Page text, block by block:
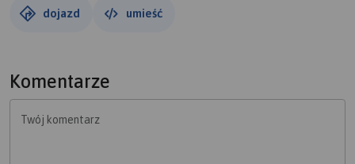
dojazd umieść
Komentarze
Twój komentarz